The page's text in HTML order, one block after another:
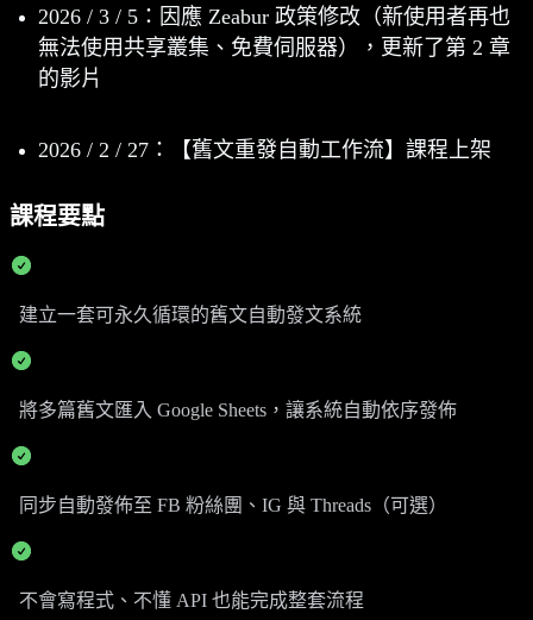
2026 / 3 / 5：因應 Zeabur 政策修改（新使用者再也
無法使用共享叢集、免費伺服器），更新了第 2 章
的影片
2026 / 2 / 27：【舊文重發自動工作流】課程上架
課程要點
建立一套可永久循環的舊文自動發文系統
將多篇舊文匯入 Google Sheets，讓系統自動依序發佈
同步自動發佈至 FB 粉絲團、IG 與 Threads（可選）
不會寫程式、不懂 API 也能完成整套流程